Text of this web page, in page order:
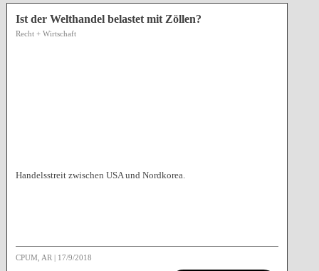
Ist der Welthandel belastet mit Zöllen?
Recht + Wirtschaft
Handelsstreit zwischen USA und Nordkorea.
CPUM, AR 17/9/2018